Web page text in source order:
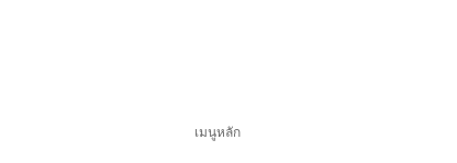
เมนูหลัก